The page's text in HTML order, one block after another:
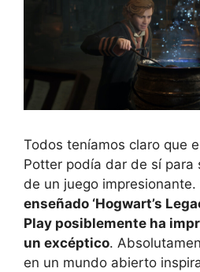
Todos teníamos claro que
Potter podía dar de sí para
de un juego impresionante.
enseñado ‘Hogwart’s
Play posiblemente ha
un excéptico.
en un mundo abierto